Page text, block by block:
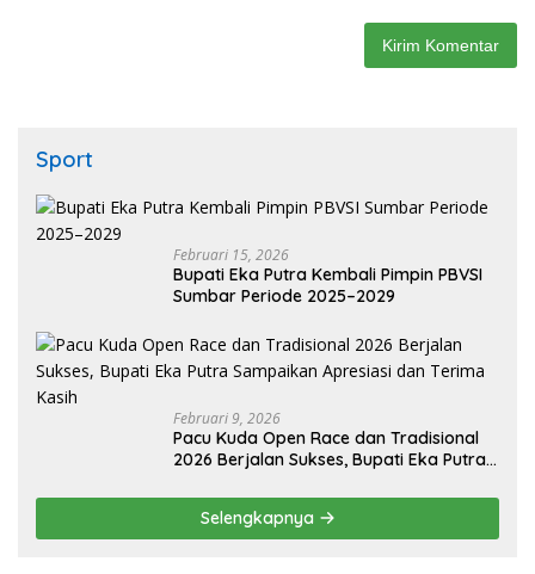
Sport
Februari 15, 2026
Bupati Eka Putra Kembali Pimpin PBVSI
Sumbar Periode 2025–2029
Februari 9, 2026
Pacu Kuda Open Race dan Tradisional
2026 Berjalan Sukses, Bupati Eka Putra
Selengkapnya